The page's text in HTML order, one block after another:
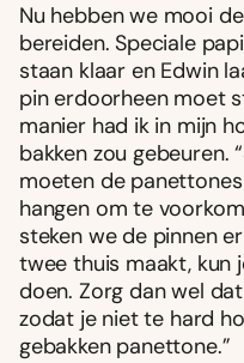
Nu hebben we mooi
bereiden. Speciale
staan klaar en Edwin
pin erdoorheen moet
manier had ik in mijn
bakken zou gebeuren.
moeten de
hangen om te
steken we de pinnen
twee thuis maakt, kun
doen. Zorg dan wel
zodat je niet te hard
gebakken panettone.”